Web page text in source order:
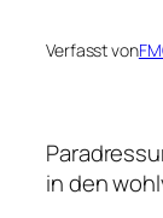
Verfasst von
in den